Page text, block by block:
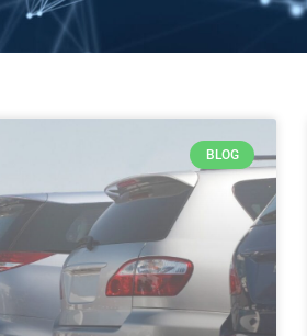
BLOG
PAGINAPAGINA
PAGINA